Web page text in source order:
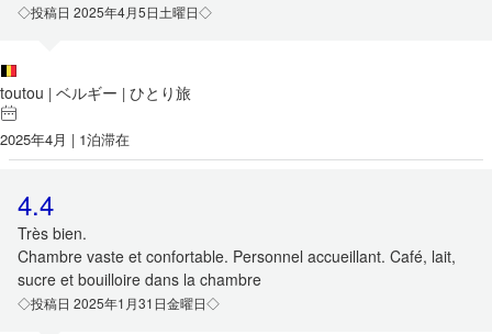
◇投稿日 2025年4月5日土曜日◇
toutou | ベルギー | ひとり旅
2025年4月 | 1泊滞在
4.4
Très bien.
Chambre vaste et confortable. Personnel accueillant. Café, lait,
sucre et bouilloire dans la chambre
◇投稿日 2025年1月31日金曜日◇